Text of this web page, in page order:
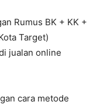
Rumus BK + KK +
Target)
jualan online
cara metode